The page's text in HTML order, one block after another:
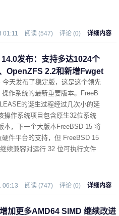
01:11 阅读 (547) 评论 (0) 详细内容
发布：支持多达1024个
OpenZFS 2.2和新增Fwget
今天发布了稳定版，这是这个领先
作系统的最新重要版本。FreeB
的诞生过程经过几次小的延
操作系统项目包含原生32位系统
本，下一个大版本FreeBSD 15 将
件平台的支持，但 FreeBSD 15
续兼容对运行 32 位可执行文件
06:13 阅读 (747) 评论 (0) 详细内容
加更多AMD64 SIMD 继续改进